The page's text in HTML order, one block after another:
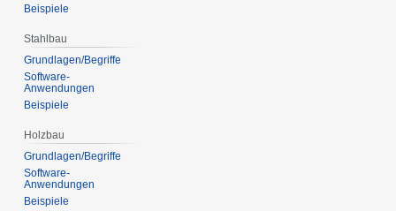
Beispiele
Stahlbau
Grundlagen/Begriffe
Software-
Anwendungen
Beispiele
Holzbau
Grundlagen/Begriffe
Software-
Anwendungen
Beispiele